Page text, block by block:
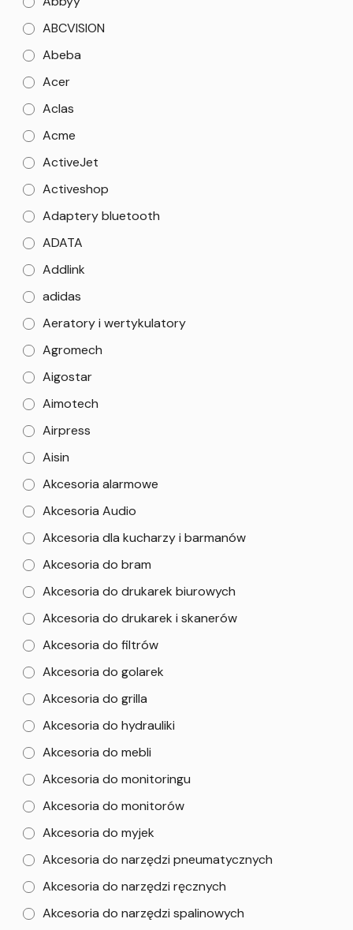
ABCVISION
Abeba
Acer
Aclas
Acme
ActiveJet
Activeshop
Adaptery bluetooth
ADATA
Addlink
adidas
Aeratory i wertykulatory
Agromech
Aigostar
Aimotech
Airpress
Aisin
Akcesoria alarmowe
Akcesoria Audio
Akcesoria dla kucharzy i barmanów
Akcesoria do bram
Akcesoria do drukarek biurowych
Akcesoria do drukarek i skanerów
Akcesoria do filtrów
Akcesoria do golarek
Akcesoria do grilla
Akcesoria do hydrauliki
Akcesoria do mebli
Akcesoria do monitoringu
Akcesoria do monitorów
Akcesoria do myjek
Akcesoria do narzędzi pneumatycznych
Akcesoria do narzędzi ręcznych
Akcesoria do narzędzi spalinowych